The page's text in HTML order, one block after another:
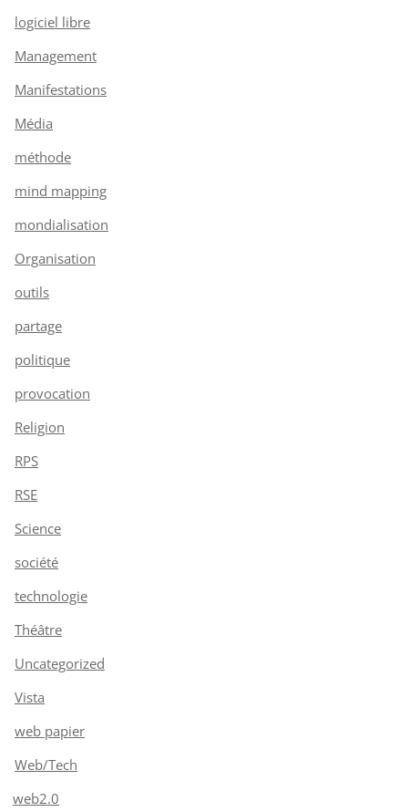
logiciel libre
Management
Manifestations
Média
méthode
mind mapping
mondialisation
Organisation
outils
partage
politique
provocation
Religion
RPS
RSE
Science
société
technologie
Théâtre
Uncategorized
Vista
web papier
Web/Tech
web2.0